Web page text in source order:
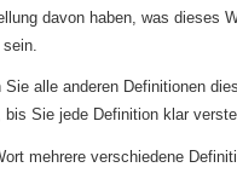
davon haben, was dieses
Sie alle anderen Definitionen
bis Sie jede Definition klar
mehrere verschiedene